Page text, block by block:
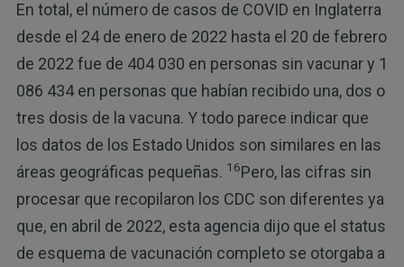
En total, el número de casos de COVID en Inglaterra
desde el 24 de enero de 2022 hasta el 20 de febrero
de 2022 fue de 404 030 en personas sin vacunar y 1
086 434 en personas que habían recibido una, dos o
tres dosis de la vacuna. Y todo parece indicar que
los datos de los Estado Unidos son similares en las
áreas geográficas pequeñas. 16Pero, las cifras sin
procesar que recopilaron los CDC son diferentes ya
que, en abril de 2022, esta agencia dijo que el status
de esquema de vacunación completo se otorgaba a